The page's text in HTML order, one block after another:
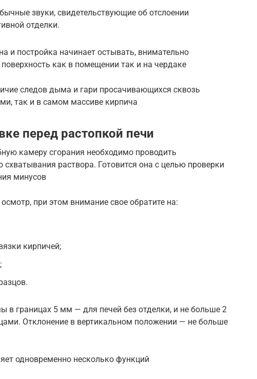
звуки, свидетельствующие об отслоении
отделки.
и постройка начинает остывать, внимательно
как в помещении так и на чердаке
следов дыма и гари просачивающихся сквозь
так и в самом массиве кирпича
перед растопкой печи
камеру сгорания необходимо проводить
схватывания раствора. Готовится она с целью проверки
минусов
при этом внимание свое обратите на:
кирпичей;
в границах 5 мм — для печей без отделки, и не больше 2
Отклонение в вертикальном положении — не больше
одновременно несколько функций